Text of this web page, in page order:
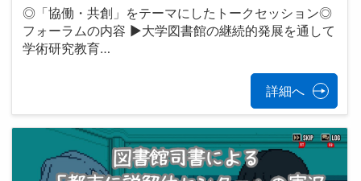
◎「協働・共創」をテーマにしたトークセッション◎
フォーラムの内容 ▶大学図書館の継続的発展を通して
学術研究教育…
詳細へ